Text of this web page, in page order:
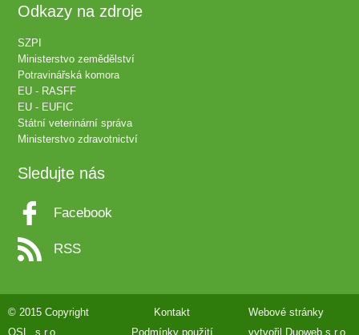
Odkazy na zdroje
SZPI
Ministerstvo zemědělství
Potravinářská komora
EU - RASFF
EU - EUFIC
Státní veterinární správa
Ministerstvo zdravotnictví
Sledujte nás
Facebook
RSS
© 2015 Copyright
QSL, s.r.o.
Kontakt
Podmínky použití
Webové stránky
vytvořil
Duoweb s.r.o.